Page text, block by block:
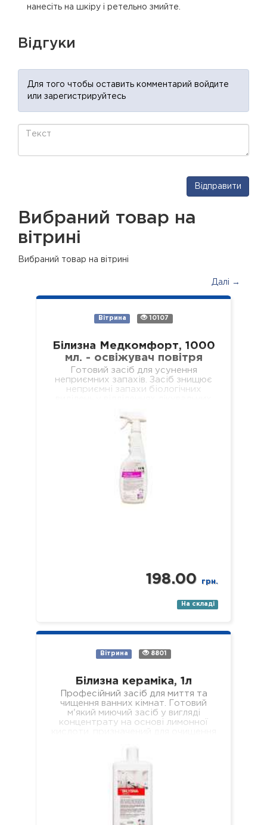
нанесіть на шкіру і ретельно змийте.
Відгуки
Для того чтобы оставить комментарий войдите
или зарегистрируйтесь
Відправити
Вибраний товар на
вітрині
Вибраний товар на вітрині
Далі →
Вітрина 10107
Білизна Медкомфорт, 1000
мл. - освіжувач повітря
Готовий засіб для усунення
неприємних запахів. Засіб знищює
неприємні запахи біологічних
навчальних та дошкільних закладах,
у місцях громадського харчування…
198.00 грн.
На складі
Вітрина 8801
Білизна кераміка, 1л
Професійний засіб для миття та
чищення ванних кімнат. Готовий
м'який миючий засіб у вигляді
концентрату на основі лимонної